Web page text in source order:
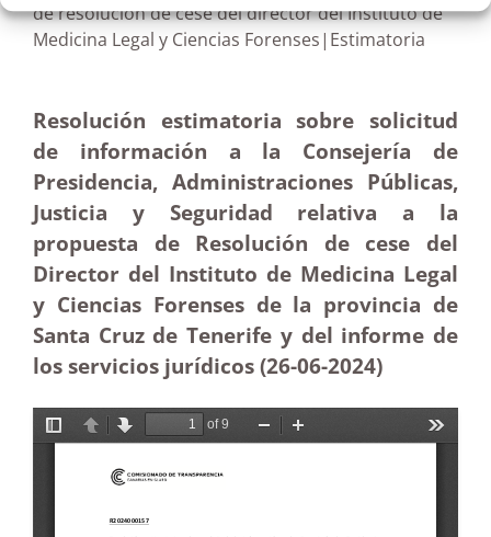
de resolución de cese del director del Instituto de
Medicina Legal y Ciencias Forenses|Estimatoria
Resolución estimatoria sobre solicitud
de información a la Consejería de
Presidencia, Administraciones Públicas,
Justicia y Seguridad relativa a la
propuesta de Resolución de cese del
Director del Instituto de Medicina Legal
y Ciencias Forenses de la provincia de
Santa Cruz de Tenerife y del informe de
los servicios jurídicos (26-06-2024)